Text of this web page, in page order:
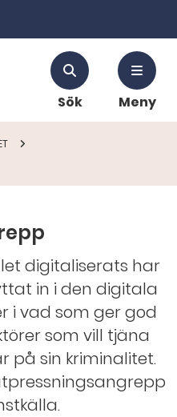
Sök Meny
digitaliserats har
in i den digitala
i vad som ger god
som vill tjäna
på sin kriminalitet.